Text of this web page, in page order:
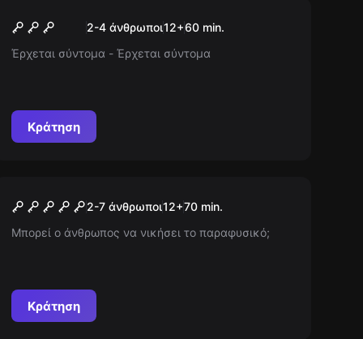
Νέος
Καθεδρικός Ναός
2-4 άνθρωποι12+60 min.
Έρχεται σύντομα - Έρχεται σύντομα
Κράτηση
Νέος
The Curse Of Ahedi
[REMASTERED]
2-7 άνθρωποι12+70 min.
Μπορεί ο άνθρωπος να νικήσει το παραφυσικό;
Κράτηση